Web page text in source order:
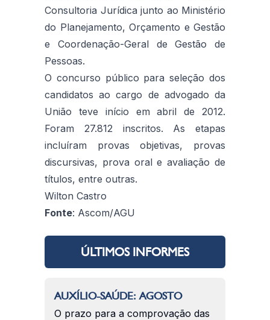
Consultoria Jurídica junto ao Ministério
do Planejamento, Orçamento e Gestão
e Coordenação-Geral de Gestão de
Pessoas.
O concurso público para seleção dos
candidatos ao cargo de advogado da
União teve início em abril de 2012.
Foram 27.812 inscritos. As etapas
incluíram provas objetivas, provas
discursivas, prova oral e avaliação de
títulos, entre outras.
Wilton Castro
Fonte: Ascom/AGU
ÚLTIMOS INFORMES
AUXÍLIO-SAÚDE: AGOSTO
O prazo para a comprovação das